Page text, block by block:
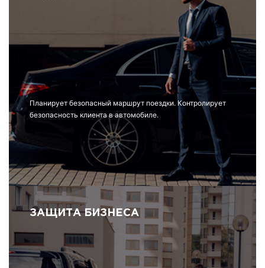
Планирует безопасный маршрут поездки. Контролирует
безопасность клиента в автомобиле.
ЗАЩИТА БИЗНЕСА